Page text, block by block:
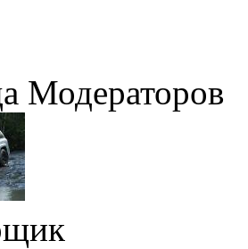
Модераторов